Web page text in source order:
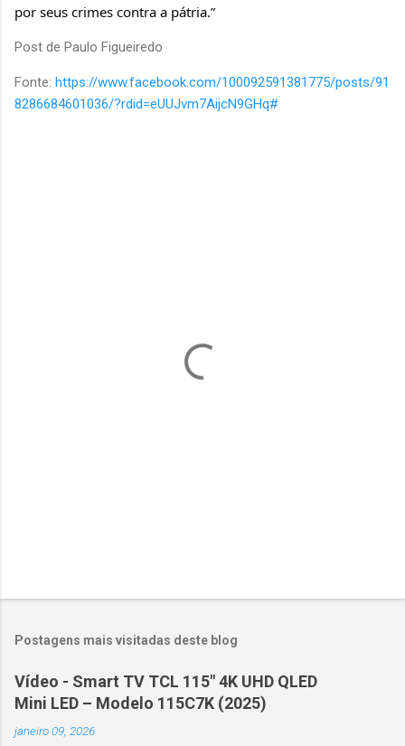
por seus crimes contra a pátria.”
Post de Paulo Figueiredo
Fonte: https://www.facebook.com/100092591381775/posts/91
8286684601036/?rdid=eUUJvm7AijcN9GHq#
Postagens mais visitadas deste blog
Vídeo - Smart TV TCL 115" 4K UHD QLED
Mini LED – Modelo 115C7K (2025)
janeiro 09, 2026